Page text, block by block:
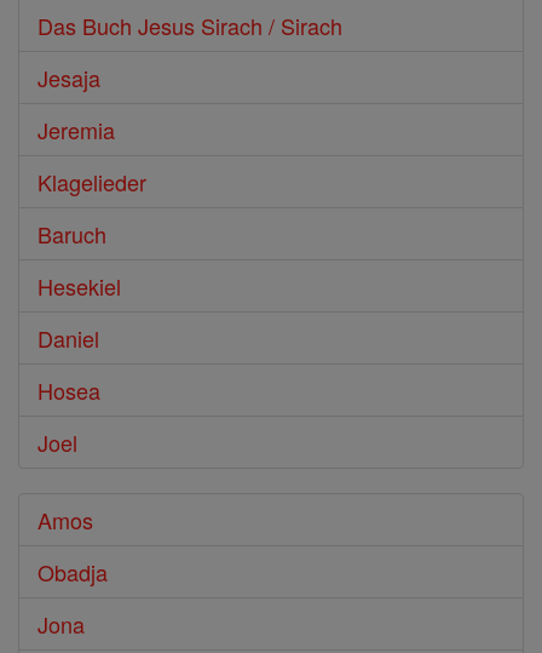
Das Buch Jesus Sirach / Sirach
Jesaja
Jeremia
Klagelieder
Baruch
Hesekiel
Daniel
Hosea
Joel
Amos
Obadja
Jona